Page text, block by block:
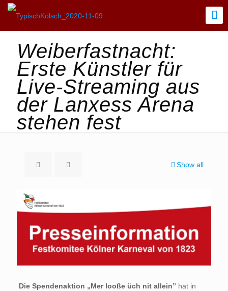
Weiberfastnacht:
Erste Künstler für
Live-Streaming aus
der Lanxess Arena
stehen fest
Show all
Die Spendenaktion „Mer looße üch nit allein” hat in